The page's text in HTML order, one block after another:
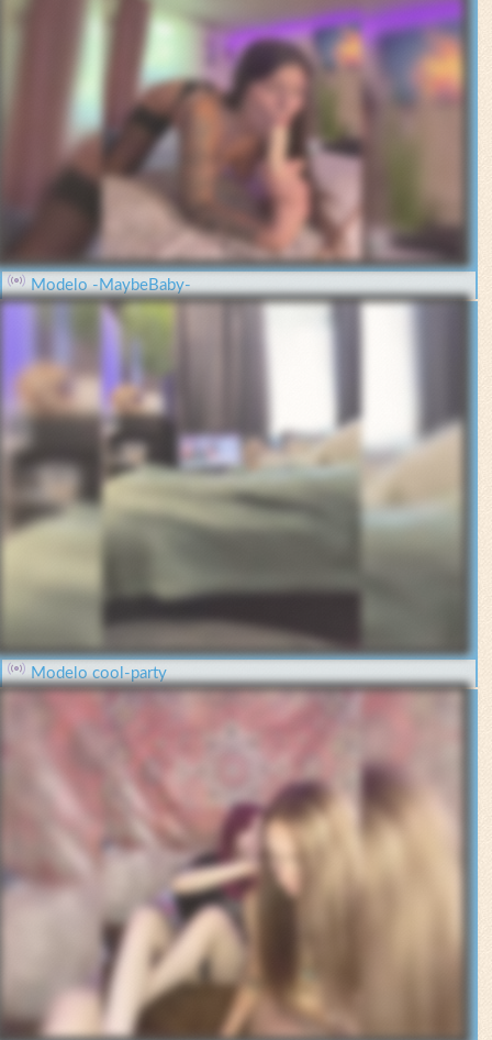
Modelo -MaybeBaby-
Modelo cool-party